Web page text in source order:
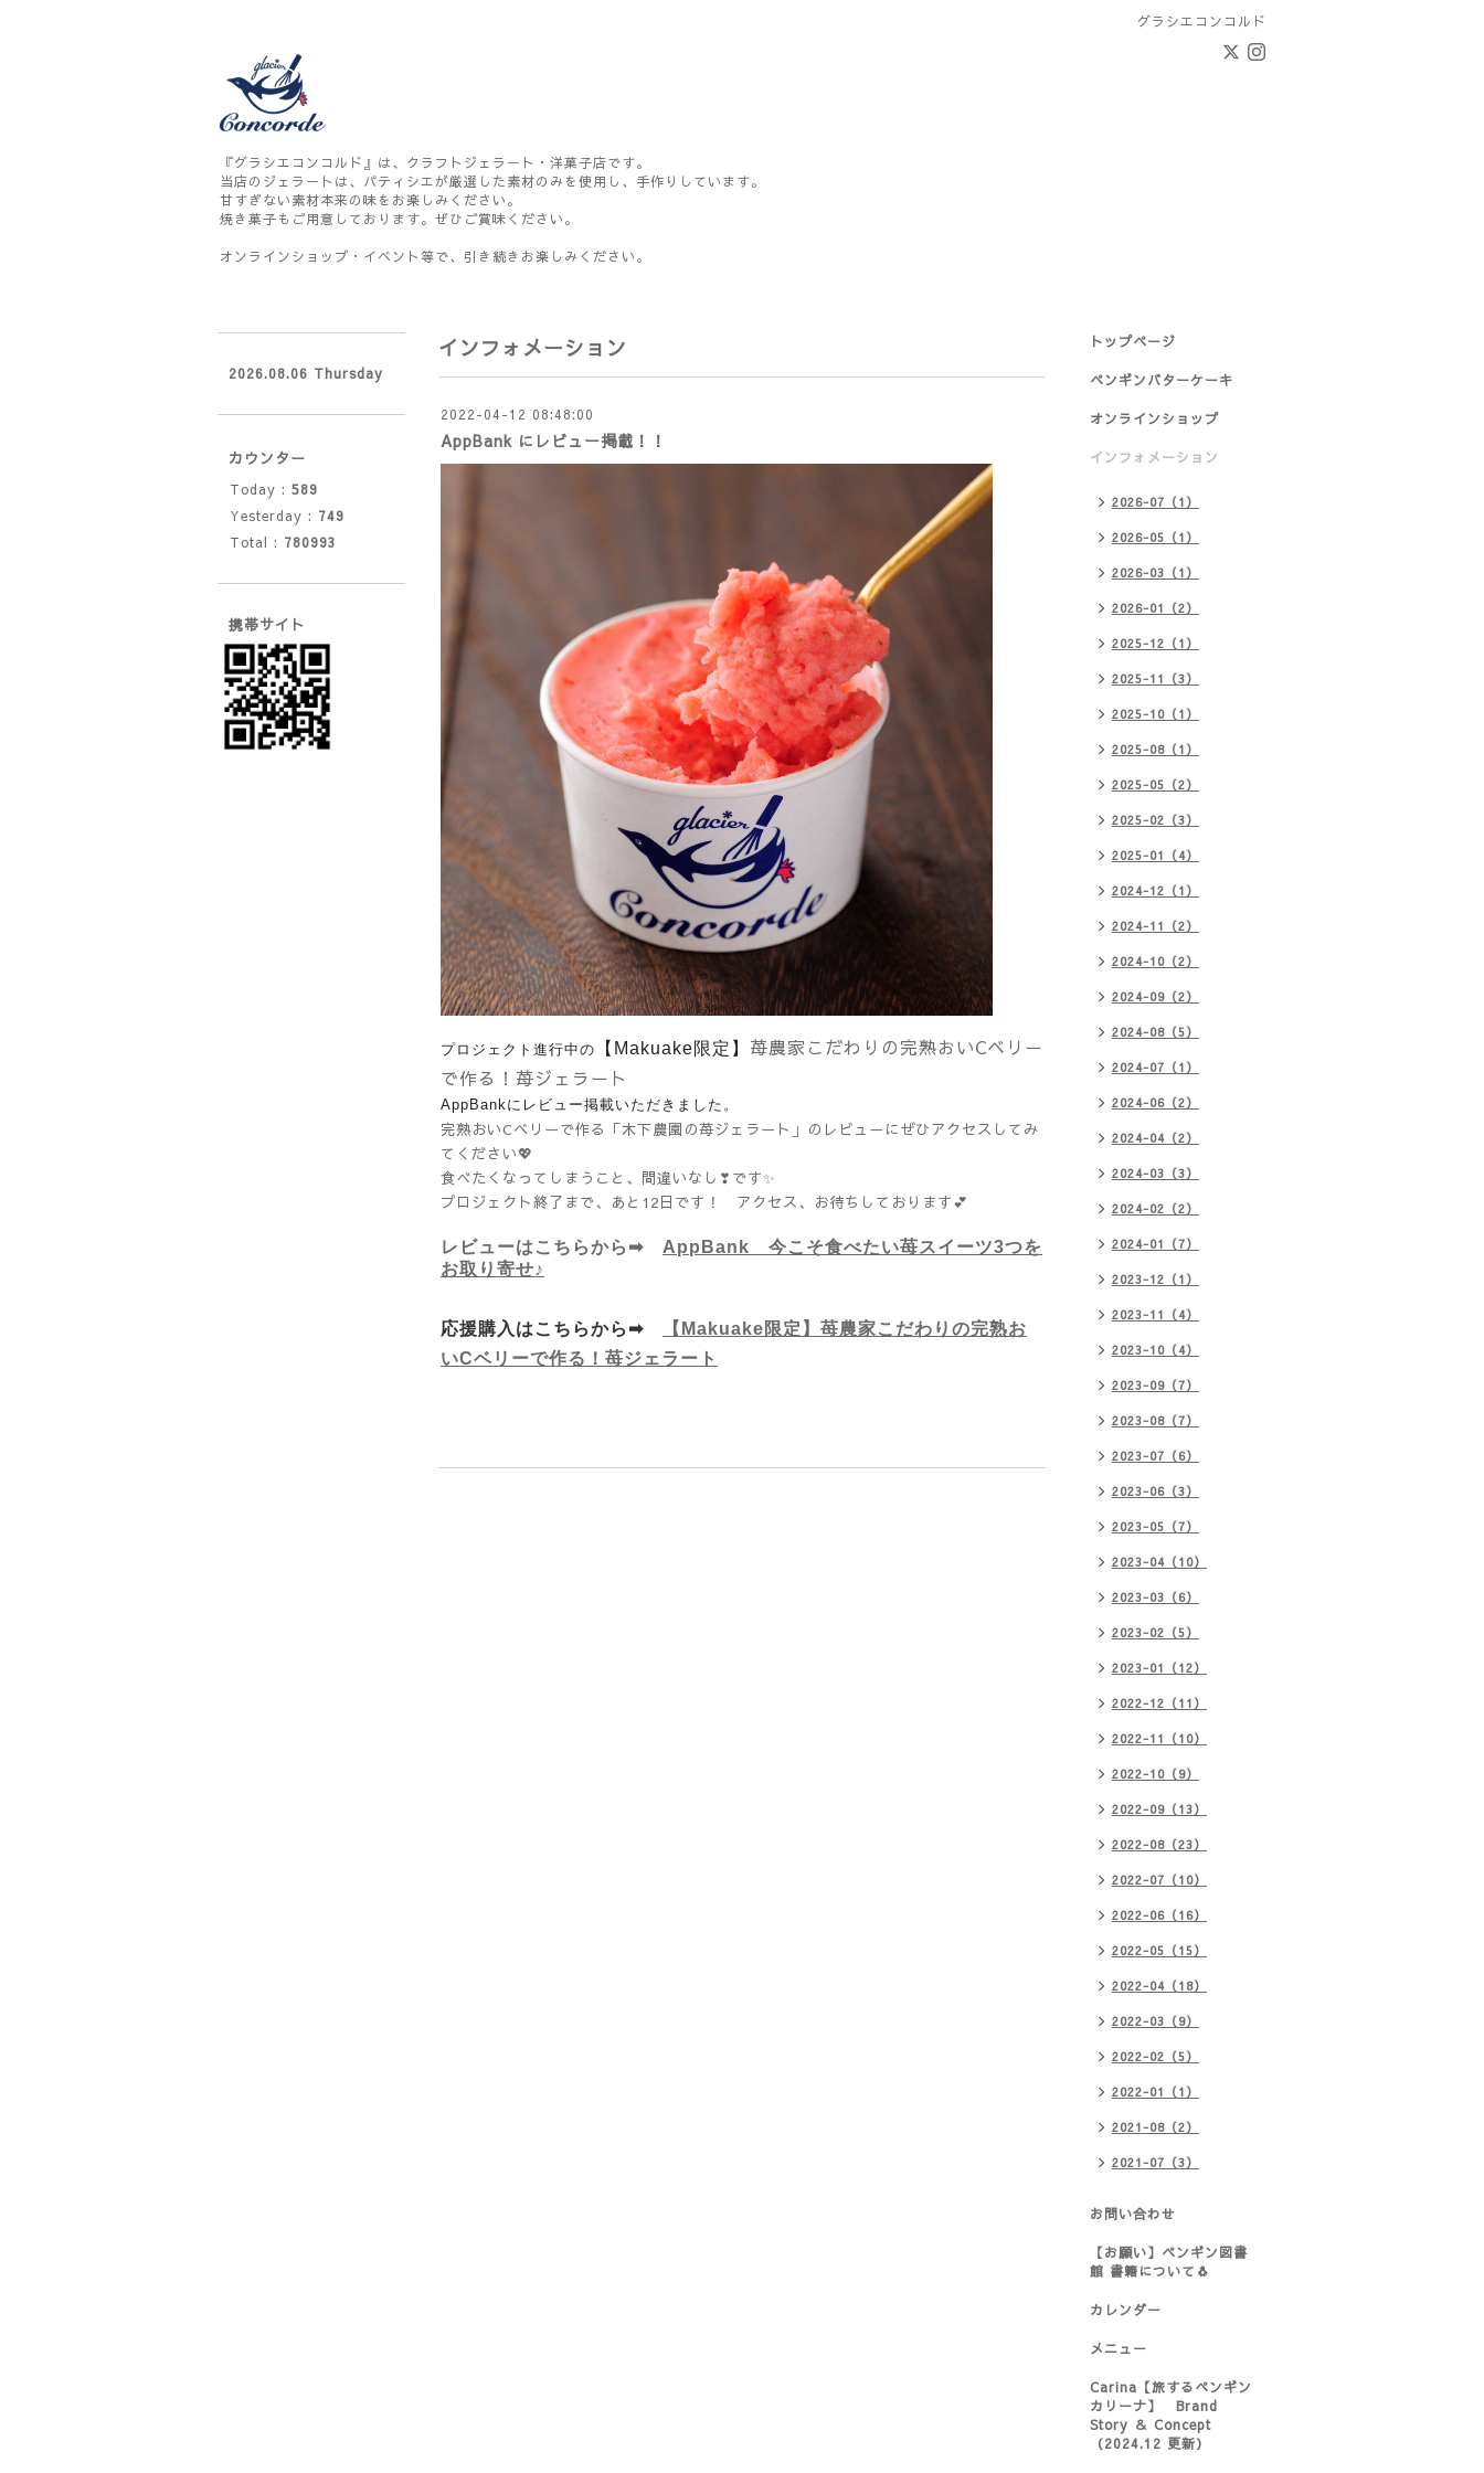
グラシエコンコルド
『グラシエコンコルド』は、クラフトジェラート・洋菓子店です。
当店のジェラートは、パティシエが厳選した素材のみを使用し、手作りしています。
甘すぎない素材本来の味をお楽しみください。
焼き菓子もご用意しております。ぜひご賞味ください。
オンラインショップ・イベント等で、引き続きお楽しみください。
インフォメーション
2022-04-12 08:48:00
AppBank にレビュー掲載！！
プロジェクト進行中の 【Makuake限定】 苺農家こだわりの完熟おいCベリー
で作る！苺ジェラート
AppBankにレビュー掲載いただきました。
完熟おいCベリーで作る「木下農園の苺ジェラート」のレビューにぜひアクセスしてみ
てください💖
食べたくなってしまうこと、間違いなし❣です✨
プロジェクト終了まで、あと12日です！ アクセス、お待ちしております💕
レビューはこちらから➡ AppBank 今こそ食べたい苺スイーツ3つを
お取り寄せ♪
応援購入はこちらから➡
【Makuake限定】苺農家こだわりの完熟お
いCベリーで作る！苺ジェラート
トップページ
ペンギンバターケーキ
オンラインショップ
インフォメーション
2026-07（1）
2026-05（1）
2026-03（1）
2026-01（2）
2025-12（1）
2025-11（3）
2025-10（1）
2025-08（1）
2025-05（2）
2025-02（3）
2025-01（4）
2024-12（1）
2024-11（2）
2024-10（2）
2024-09（2）
2024-08（5）
2024-07（1）
2024-06（2）
2024-04（2）
2024-03（3）
2024-02（2）
2024-01（7）
2023-12（1）
2023-11（4）
2023-10（4）
2023-09（7）
2023-08（7）
2023-07（6）
2023-06（3）
2023-05（7）
2023-04（10）
2023-03（6）
2023-02（5）
2023-01（12）
2022-12（11）
2022-11（10）
2022-10（9）
2022-09（13）
2022-08（23）
2022-07（10）
2022-06（16）
2022-05（15）
2022-04（18）
2022-03（9）
2022-02（5）
2022-01（1）
2021-08（2）
2021-07（3）
お問い合わせ
【お願い】ペンギン図書
館 書籍について🐧
カレンダー
メニュー
Carina【旅するペンギン
カリーナ】 Brand
Story ＆ Concept
（2024.12 更新）
2026.08.06 Thursday
カウンター
Today : 589
Yesterday : 749
Total : 780993
携帯サイト